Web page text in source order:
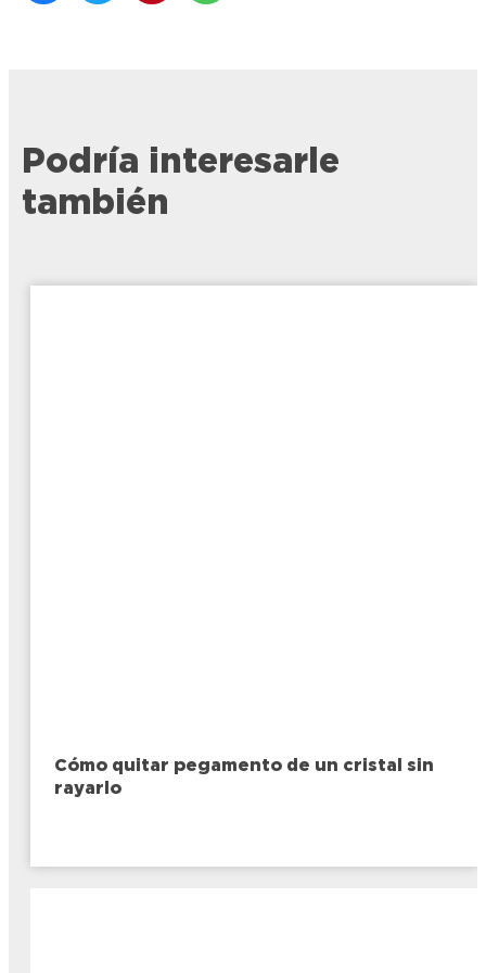
Podría interesarle
también
Cómo quitar pegamento de un cristal sin
rayarlo